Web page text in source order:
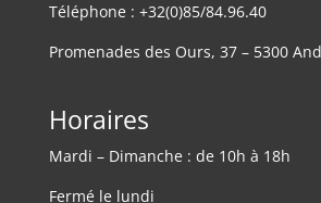
Téléphone : +32(0)85/84.96.40
Promenades des Ours, 37 – 5300
Horaires
Mardi – Dimanche : de 10h à 18h
Fermé le lundi